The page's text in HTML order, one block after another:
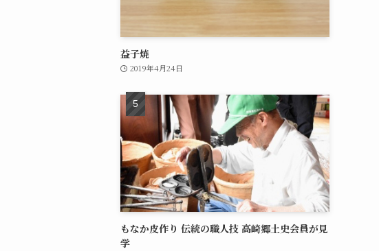
益子焼
2019年4月24日
もなか皮作り 伝統の職人技 高崎郷土史会員が見
学